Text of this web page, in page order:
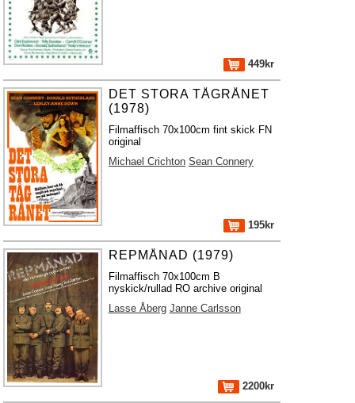
449kr
DET STORA TÅGRÅNET
(1978)
Filmaffisch 70x100cm fint skick FN
original
Michael Crichton Sean Connery
195kr
REPMÅNAD (1979)
Filmaffisch 70x100cm B
nyskick/rullad RO archive original
Lasse Åberg Janne Carlsson
2200kr